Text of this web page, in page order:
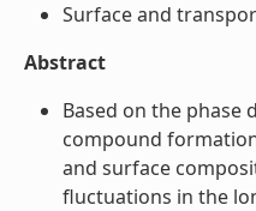
Surface and
Abstract
Based on the
compound
and surface
fluctuations in the